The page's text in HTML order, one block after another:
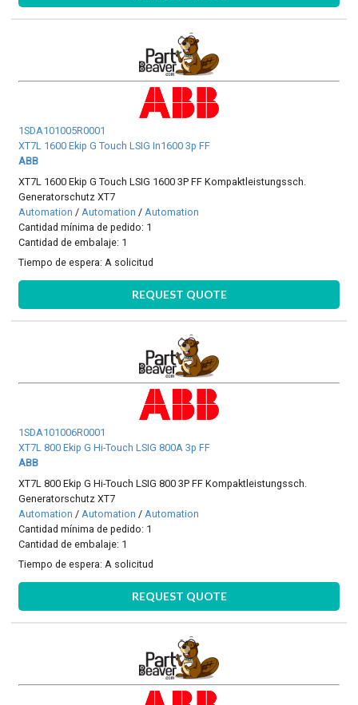
1SDA101005R0001
XT7L 1600 Ekip G Touch LSIG In1600 3p FF
ABB
XT7L 1600 Ekip G Touch LSIG 1600 3P FF Kompaktleistungssch.
Generatorschutz XT7
Automation / Automation / Automation
Cantidad mínima de pedido: 1
Cantidad de embalaje: 1
Tiempo de espera:A solicitud
REQUEST QUOTE
1SDA101006R0001
XT7L 800 Ekip G Hi-Touch LSIG 800A 3p FF
ABB
XT7L 800 Ekip G Hi-Touch LSIG 800 3P FF Kompaktleistungssch.
Generatorschutz XT7
Automation / Automation / Automation
Cantidad mínima de pedido: 1
Cantidad de embalaje: 1
Tiempo de espera: A solicitud
REQUEST QUOTE